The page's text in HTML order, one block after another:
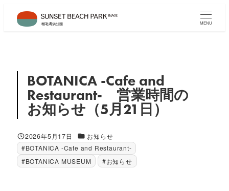
MENU
BOTANICA -Cafe and
Restaurant- 営業時間の
お知らせ（5月21日）
投稿日
2026年5月17日 カテゴリー
お知らせ
#BOTANICA -Cafe and Restaurant-
#BOTANICA MUSEUM
#お知らせ